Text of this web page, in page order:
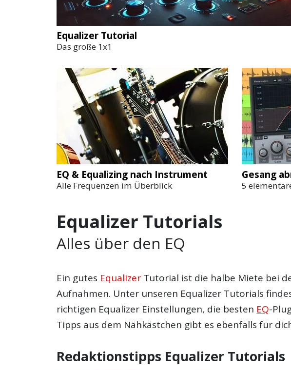
Equalizer Tutorial
Das große 1x1
EQ & Equalizing nach Instrument
Alle Frequenzen im Überblick
Gesang
5
Equalizer Tutorials
Alles über den EQ
Ein gutes Equalizer Tutorial ist die halbe Miete bei
Aufnahmen. Unter unseren Equalizer Tutorials
richtigen Equalizer Einstellungen, die besten EQ-
Tipps aus dem Nähkästchen gibt es ebenfalls für
Redaktionstipps Equalizer Tutorials